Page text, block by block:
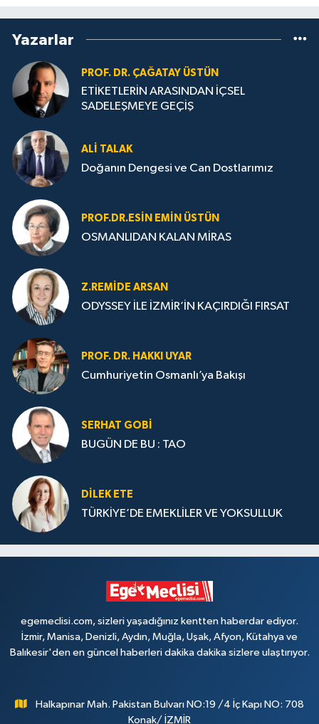
Yazarlar
PROF. DR. ÇAĞATAY ÜSTÜN
ETİKETLERİN ARASINDAN İÇSEL
SADELEŞMEYE GEÇİŞ
ALI TALAK
Doğanın Dengesi ve Can Dostlarımız
PROF.DR.ESIN EMIN ÜSTÜN
OSMANLIDAN KALAN MİRAS
Z.REMIDE ARSAN
ODYSSEY İLE İZMİR’İN KAÇIRDIĞI FIRSAT
PROF. DR. HAKKI UYAR
Cumhuriyetin Osmanlı’ya Bakışı
SERHAT GOBİ
BUGÜN DE BU : TAO
DILEK ETE
TÜRKİYE’DE EMEKLİLER VE YOKSULLUK
egemeclisi.com, sizleri yaşadığınız kentten haberdar ediyor.
İzmir, Manisa, Denizli, Aydın, Muğla, Uşak, Afyon, Kütahya ve
Balıkesir'den en güncel haberleri dakika dakika sizlere ulaştırıyor.
Halkapınar Mah. Pakistan Bulvarı NO:19 /4 İç Kapı NO: 708
Konak/ İZMİR